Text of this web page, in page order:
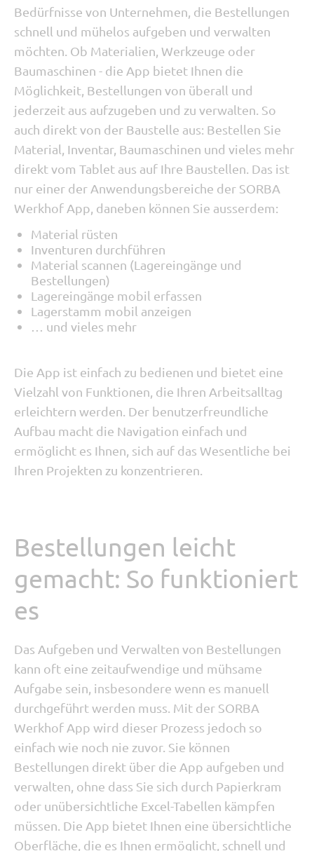
Bedürfnisse von Unternehmen, die Bestellungen
schnell und mühelos aufgeben und verwalten
möchten. Ob Materialien, Werkzeuge oder
Baumaschinen - die App bietet Ihnen die
Möglichkeit, Bestellungen von überall und
jederzeit aus aufzugeben und zu verwalten. So
auch direkt von der Baustelle aus: Bestellen Sie
Material, Inventar, Baumaschinen und vieles mehr
direkt vom Tablet aus auf Ihre Baustellen. Das ist
nur einer der Anwendungsbereiche der SORBA
Werkhof App, daneben können Sie ausserdem:
Material rüsten
Inventuren durchführen
Material scannen (Lagereingänge und
Bestellungen)
Lagereingänge mobil erfassen
Lagerstamm mobil anzeigen
… und vieles mehr
Die App ist einfach zu bedienen und bietet eine
Vielzahl von Funktionen, die Ihren Arbeitsalltag
erleichtern werden. Der benutzerfreundliche
Aufbau macht die Navigation einfach und
ermöglicht es Ihnen, sich auf das Wesentliche bei
Ihren Projekten zu konzentrieren.
Bestellungen leicht
gemacht: So funktioniert
es
Das Aufgeben und Verwalten von Bestellungen
kann oft eine zeitaufwendige und mühsame
Aufgabe sein, insbesondere wenn es manuell
durchgeführt werden muss. Mit der SORBA
Werkhof App wird dieser Prozess jedoch so
einfach wie noch nie zuvor. Sie können
Bestellungen direkt über die App aufgeben und
verwalten, ohne dass Sie sich durch Papierkram
oder unübersichtliche Excel-Tabellen kämpfen
müssen. Die App bietet Ihnen eine übersichtliche
Oberfläche, die es Ihnen ermöglicht, schnell und